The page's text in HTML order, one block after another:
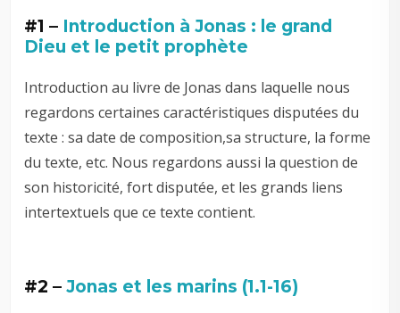
#1 – Introduction à Jonas : le grand
Dieu et le petit prophète
Introduction au livre de Jonas dans laquelle nous
regardons certaines caractéristiques disputées du
texte : sa date de composition,sa structure, la forme
du texte, etc. Nous regardons aussi la question de
son historicité, fort disputée, et les grands liens
intertextuels que ce texte contient.
#2 –Jonas et les marins (1.1-16)